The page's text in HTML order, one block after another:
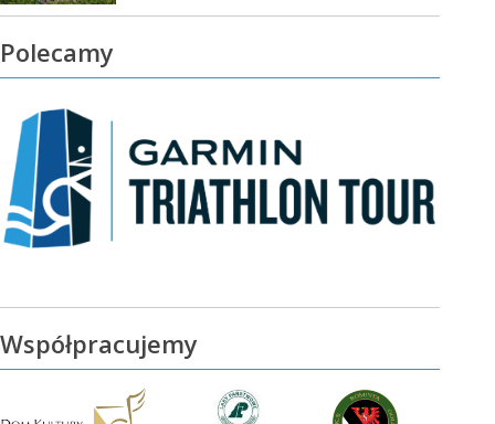
Polecamy
Współpracujemy